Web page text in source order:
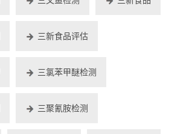
三新食品评估
三氯苯甲醚检测
三聚氰胺检测